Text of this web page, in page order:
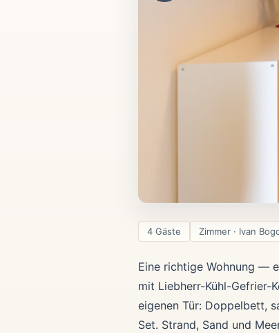
4 Gäste Zimmer · Ivan
Eine richtige Wohnung —
mit Liebherr-Kühl-Gefrier-
eigenen Tür: Doppelbett,
Set. Strand, Sand und